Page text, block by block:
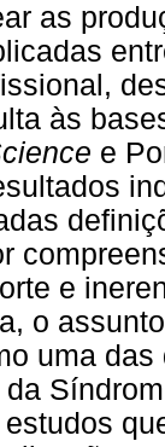
as
às
e
e
o
uma
da